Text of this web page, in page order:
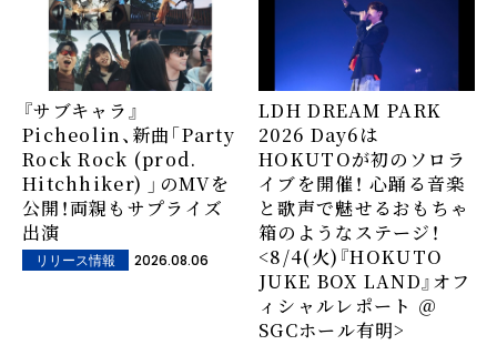
『サブキャラ』
Picheolin、新曲「Party
Rock Rock (prod.
Hitchhiker) 」のMVを
公開！両親もサプライズ
出演
リリース情報 2026.08.06
LDH DREAM PARK
2026 Day6は
HOKUTOが初のソロラ
イブを開催！ 心踊る音楽
と歌声で魅せるおもちゃ
箱のようなステージ！
<8/4(火)『HOKUTO
JUKE BOX LAND』オフ
ィシャルレポート ＠
SGCホール有明>